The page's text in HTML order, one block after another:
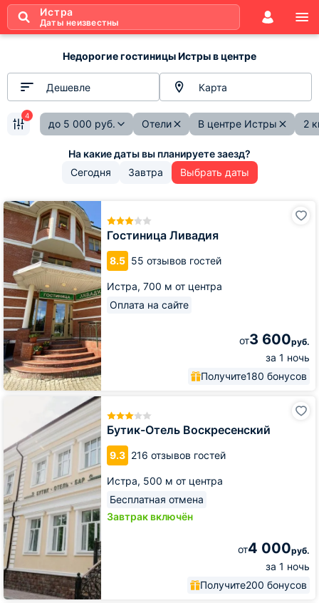
Истра
Даты неизвестны
Недорогие гостиницы Истры в центре
Дешевле Карта
до 5 000 руб. Отели В центре Истры 2
4
Сегодня Завтра Выбрать даты
Гостиница Ливадия
8.5 55 отзывов гостей
Истра, 700 м от центра
Оплата на сайте
от3 600руб.
за 1 ночь
Получите180 бонусов
Гостиница
Ливадия
Бутик-Отель Воскресенский
9.3 216 отзывов гостей
Истра, 500 м от центра
Бесплатная отмена
Завтрак включён
от4 000руб.
за 1 ночь
Получите200 бонусов
Воскресенский